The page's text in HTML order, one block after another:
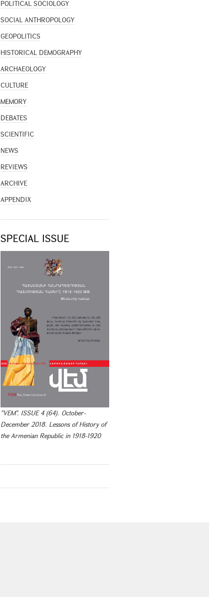
POLITICAL SOCIOLOGY
SOCIAL ANTHROPOLOGY
GEOPOLITICS
HISTORICAL DEMOGRAPHY
ARCHAEOLOGY
CULTURE
MEMORY
DEBATES
SCIENTIFIC
NEWS
REVIEWS
ARCHIVE
APPENDIX
SPECIAL ISSUE
"VEM". ISSUE 4 (64). October-
December 2018. Lessons of History of
the Armenian Republic in 1918-1920